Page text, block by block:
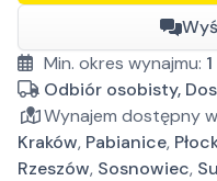
Min. okres wynajmu: 1
Odbiór osobisty,
Wynajem dostępny
Kraków, Pabianice,
Rzeszów, Sosnowiec,